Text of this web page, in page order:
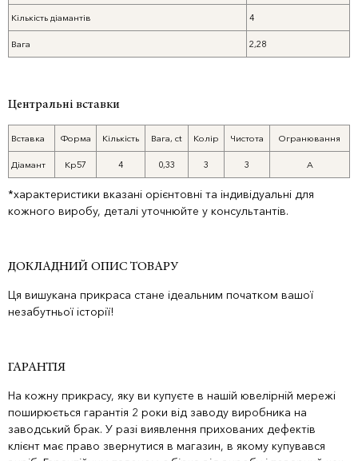
Кількість діамантів 4
Вага 2,28
Центральні вставки
Вставка Форма Кількість Вага, ct Колір Чистота Огранювання
Діамант Кр57 4 0,33 3 3 А
*характеристики вказані орієнтовні та індивідуальні для
кожного виробу, деталі уточнюйте у консультантів.
ДОКЛАДНИЙ ОПИС ТОВАРУ
Ця вишукана прикраса стане ідеальним початком вашої
незабутньої історії!
ГАРАНТІЯ
На кожну прикрасу, яку ви купуєте в нашій ювелірній мережі
поширюється гарантія 2 роки від заводу виробника на
заводський брак. У разі виявлення прихованих дефектів
клієнт має право звернутися в магазин, в якому купувався